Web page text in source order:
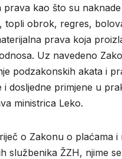
prava kao što su
topli obrok, regres,
prava koja
Uz navedeno
podzakonskih akata i
i dosljedne primjene u
ministrica Leko.
o Zakonu o plaćama i
službenika ŽZH, njime